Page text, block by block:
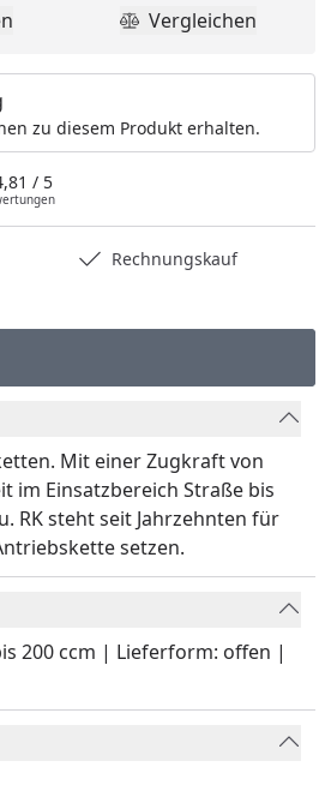
Produkt
Vergleichen
zu diesem Produkt erhalten.
/ 5
Rechnungskauf
Mit einer Zugkraft von
im Einsatzbereich Straße bis
RK steht seit Jahrzehnten für
setzen.
200 ccm | Lieferform: offen |